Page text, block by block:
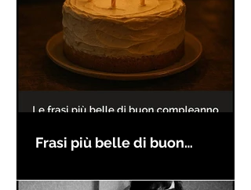
Frasi più belle di buon